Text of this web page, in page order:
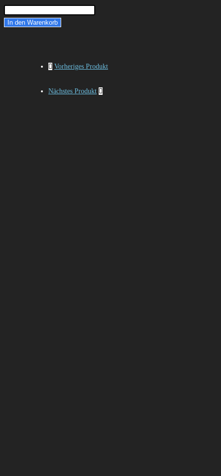
In den Warenkorb
Vorheriges Produkt
Nächstes Produkt